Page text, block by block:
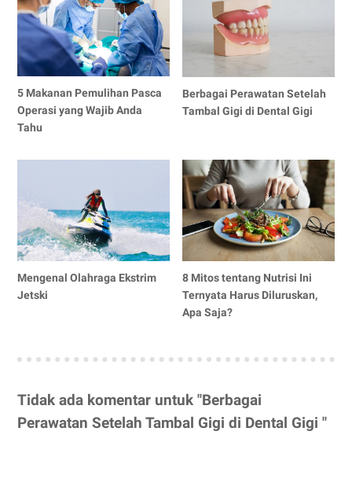
5 Makanan Pemulihan Pasca
Operasi yang Wajib Anda
Tahu
Berbagai Perawatan Setelah
Tambal Gigi di Dental Gigi
Mengenal Olahraga Ekstrim
Jetski
8 Mitos tentang Nutrisi Ini
Ternyata Harus Diluruskan,
Apa Saja?
Tidak ada komentar untuk "Berbagai
Perawatan Setelah Tambal Gigi di Dental Gigi "